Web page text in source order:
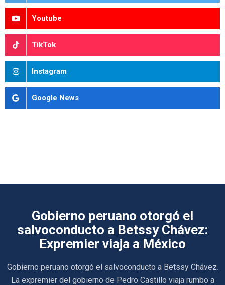
Youtube
TikTok
Instagram
Google News
Gobierno peruano otorgó el
salvoconducto a Betssy Chávez:
Expremier viaja a México
Gobierno peruano otorgó el salvoconducto a Betssy Chávez.
La expremier del gobierno de Pedro Castillo viaja rumbo a